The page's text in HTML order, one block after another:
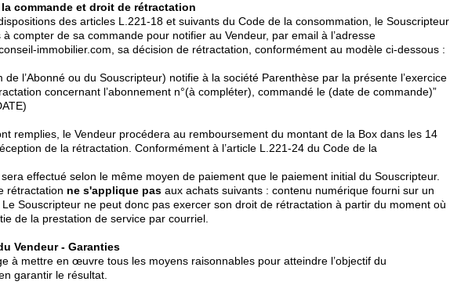
commande et droit de rétractation
des articles L.221-18 et suivants du Code de la consommation, le Souscripteur
compter de sa commande pour notifier au Vendeur, par email à l’adresse
immobilier.com, sa décision de rétractation, conformément au modèle ci-dessous :
de l’Abonné ou du Souscripteur) notifie à la société Parenthèse par la présente l’exercice
concernant l’abonnement n°(à compléter), commandé le (date de commande)”
remplies, le Vendeur procédera au remboursement du montant de la Box dans les 14
de la rétractation. Conformément à l’article L.221-24 du Code de la
effectué selon le même moyen de paiement que le paiement initial du Souscripteur.
rétractation ne s'applique pas aux achats suivants : contenu numérique fourni sur un
Souscripteur ne peut donc pas exercer son droit de rétractation à partir du moment où
de la prestation de service par courriel.
Vendeur - Garanties
à mettre en œuvre tous les moyens raisonnables pour atteindre l’objectif du
garantir le résultat.